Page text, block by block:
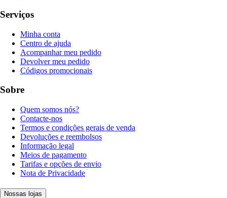
Serviços
Minha conta
Centro de ajuda
Acompanhar meu pedido
Devolver meu pedido
Códigos promocionais
Sobre
Quem somos nós?
Contacte-nos
Termos e condições gerais de venda
Devoluções e reembolsos
Informação legal
Meios de pagamento
Tarifas e opções de envio
Nota de Privacidade
Nossas lojas